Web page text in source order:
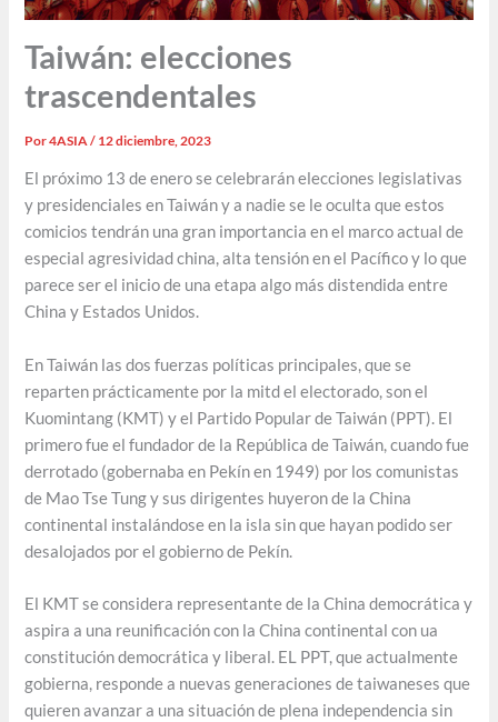
Taiwán: elecciones
trascendentales
Por4ASIA/ 12 diciembre, 2023
El próximo 13 de enero se celebrarán elecciones legislativas
y presidenciales en Taiwán y a nadie se le oculta que estos
comicios tendrán una gran importancia en el marco actual de
especial agresividad china, alta tensión en el Pacífico y lo que
parece ser el inicio de una etapa algo más distendida entre
China y Estados Unidos.
En Taiwán las dos fuerzas políticas principales, que se
reparten prácticamente por la mitd el electorado, son el
Kuomintang (KMT) y el Partido Popular de Taiwán (PPT). El
primero fue el fundador de la República de Taiwán, cuando fue
derrotado (gobernaba en Pekín en 1949) por los comunistas
de Mao Tse Tung y sus dirigentes huyeron de la China
continental instalándose en la isla sin que hayan podido ser
desalojados por el gobierno de Pekín.
El KMT se considera representante de la China democrática y
aspira a una reunificación con la China continental con ua
constitución democrática y liberal. EL PPT, que actualmente
gobierna, responde a nuevas generaciones de taiwaneses que
quieren avanzar a una situación de plena independencia sin